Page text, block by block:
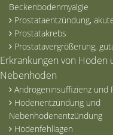
Beckenbodenmyalgie
Prostataentzündung,
Prostatakrebs
Prostatavergrößerung,
Erkrankungen von Hoden
Nebenhoden
Androgeninsuffizienz und
Hodenentzündung und
Nebenhodenentzündung
Hodenfehllagen